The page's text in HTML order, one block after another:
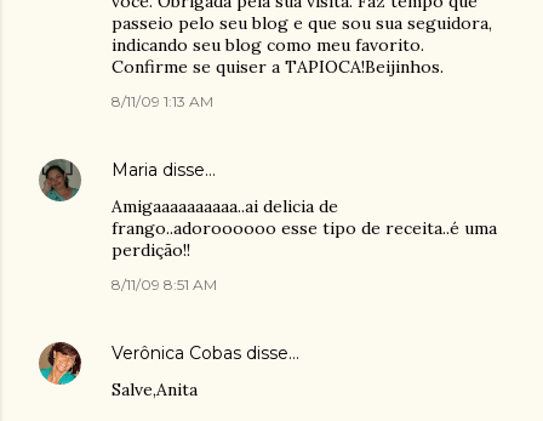
passeio pelo seu blog e que sou sua seguidora,
indicando seu blog como meu favorito.
Confirme se quiser a TAPIOCA!Beijinhos.
8/11/09 1:13 AM
Maria disse…
Amigaaaaaaaaaa..ai delicia de
frango..adoroooooo esse tipo de receita..é uma
perdição!!
8/11/09 8:51 AM
Verônica Cobas disse…
Salve,Anita